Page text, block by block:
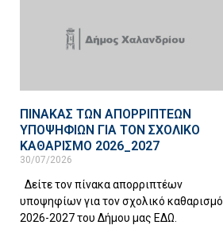
ΠΙΝΑΚΑΣ ΤΩΝ ΑΠΟΡΡΙΠΤΕΩΝ
ΥΠΟΨΗΦΙΩΝ ΓΙΑ ΤΟΝ ΣΧΟΛΙΚΟ
ΚΑΘΑΡΙΣΜΟ 2026_2027
30/07/2026
Δείτε τον πίνακα απορριπτέων
υποψηφίων για τον σχολικό καθαρισμό
2026-2027 του Δήμου μας ΕΔΩ.